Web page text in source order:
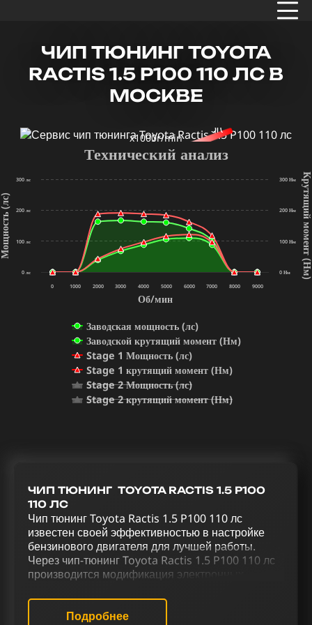
ЧИП ТЮНИНГ TOYOTA
RACTIS 1.5 P100 110 ЛС В
МОСКВЕ
x1000r/min
Об/мин
(лс)
Технический анализ
Заводская мощность (лс)
Заводской крутящий момент (Нм)
Stage 1 Мощность (лс)
Stage 1 крутящий момент (Нм)
Stage 2 Мощность (лс)
Stage 2 крутящий момент (Нм)
0 1000 2000 3000 4000 5000 6000 7000 8000 9000
0 лс
100 лс
200 лс
300 лс
0 Нм
100 Нм
200 Нм
300 Нм
ЧИП ТЮНИНГ TOYOTA RACTIS 1.5 P100
110 ЛС
Чип тюнинг Toyota Ractis 1.5 P100 110 лс
известен своей эффективностью в настройке
бензинового двигателя для лучшей работы.
Через чип-тюнинг Toyota Ractis 1.5 P100 110 лс
производится модификация электронных
программное обеспечение. Реализация
комплексного тюнинга для Toyota Ractis 1.5
Подробнее